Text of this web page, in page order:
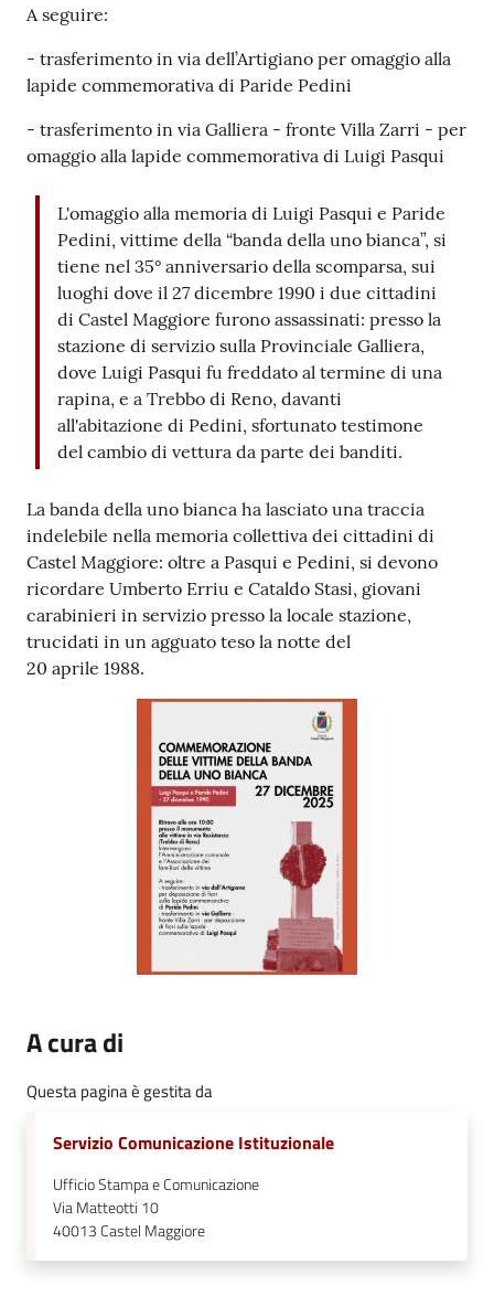
A seguire:
- trasferimento in via dell’Artigiano per omaggio alla
lapide commemorativa di Paride Pedini
- trasferimento in via Galliera - fronte Villa Zarri - per
omaggio alla lapide commemorativa di Luigi Pasqui
L'omaggio alla memoria di Luigi Pasqui e Paride
Pedini, vittime della “banda della uno bianca”, si
tiene nel 35° anniversario della scomparsa, sui
luoghi dove il 27 dicembre 1990 i due cittadini
di Castel Maggiore furono assassinati: presso la
stazione di servizio sulla Provinciale Galliera,
dove Luigi Pasqui fu freddato al termine di una
rapina, e a Trebbo di Reno, davanti
all'abitazione di Pedini, sfortunato testimone
del cambio di vettura da parte dei banditi.
La banda della uno bianca ha lasciato una traccia
indelebile nella memoria collettiva dei cittadini di
Castel Maggiore: oltre a Pasqui e Pedini, si devono
ricordare Umberto Erriu e Cataldo Stasi, giovani
carabinieri in servizio presso la locale stazione,
trucidati in un agguato teso la notte del
20 aprile 1988.
A cura di
Questa pagina è gestita da
Servizio Comunicazione Istituzionale
Ufficio Stampa e Comunicazione
Via Matteotti 10
40013Castel Maggiore